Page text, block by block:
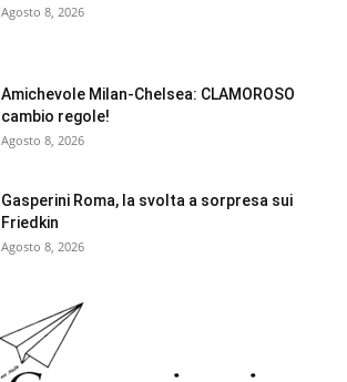
Agosto 8, 2026
Amichevole Milan-Chelsea: CLAMOROSO
cambio regole!
Agosto 8, 2026
Gasperini Roma, la svolta a sorpresa sui
Friedkin
Agosto 8, 2026